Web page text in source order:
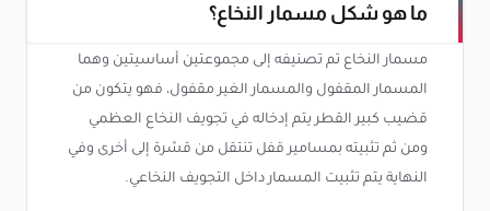
ما هو شكل مسمار النخاع؟
مسمار النخاع تم تصنيفه إلى مجموعتين أساسيتين وهما
المسمار المقفول والمسمار الغير مقفول، فهو يتكون من
قضيب كبير القطر يتم إدخاله في تجويف النخاع العظمي
ومن ثم تثبيته بمسامير قفل تنتقل من قشرة إلى أخرى وفي
النهاية يتم تثبيت المسمار داخل التجويف النخاعي.